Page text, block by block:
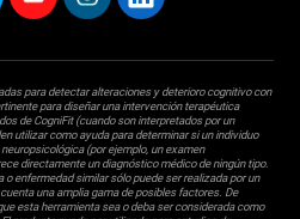
para detectar alteraciones y deterioro cognitivo con
para diseñar una intervención terapéutica
de CogniFit (cuando son interpretados por un
utilizar como ayuda para determinar si un individuo
(por ejemplo, un examen
directamente un diagnóstico médico de ningún tipo.
o enfermedad similar sólo puede ser realizada por un
una amplia gama de posibles factores. De
esta herramienta sea o deba ser considerada como